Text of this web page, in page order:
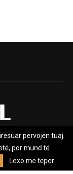
Kontakt
e themeluar në vitin
përvojën tuaj.
por mund të
Lexo më tepër